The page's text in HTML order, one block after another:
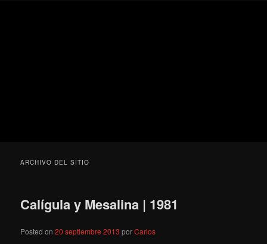
ARCHIVO DEL SITIO
Calígula y Mesalina | 1981
Posted on20 septiembre 2013 porCarlos